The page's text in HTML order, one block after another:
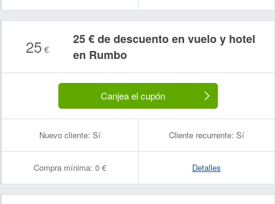
25€
25 € de descuento en vuelo y hotel
en Rumbo
Canjea el cupón
Nuevo cliente: Sí Cliente recurrente: Sí
Compra mínima: 0 € Detalles